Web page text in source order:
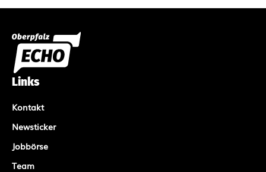
Links
Kontakt
Newsticker
Jobbörse
Team